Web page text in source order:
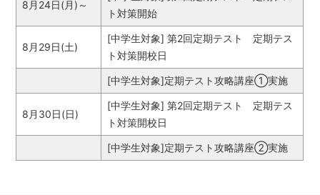
8月24日(月)～
ト対策開始
8月29日(土)
[中学生対象] 第2回定期テスト 定期テス
ト対策開校日
[中学生対象]定期テスト攻略講座①実施
8月30日(日)
[中学生対象] 第2回定期テスト 定期テス
ト対策開校日
[中学生対象]定期テスト攻略講座➁実施